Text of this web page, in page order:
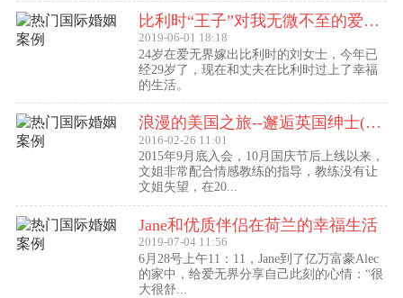
比利时“王子”对我无微不至的爱（爱无界刘女士的海外生活）
2019-06-01 18:18
24岁在爱无界嫁出比利时的刘女士，今年已
经29岁了，现在和丈夫在比利时过上了幸福
的生活。
浪漫的美国之旅--邂逅英国绅士(文姐与Kent的见面动态）
2016-02-26 11:01
2015年9月底入会，10月国庆节后上线以来，
文姐非常配合情感教练的指导，教练没有让
文姐失望，在20...
Jane和优质伴侣在荷兰的幸福生活
2019-07-04 11:56
6月28号上午11：11，Jane到了亿万富豪Alec
的家中，给爱无界分享自己此刻的心情：“很
大很舒...